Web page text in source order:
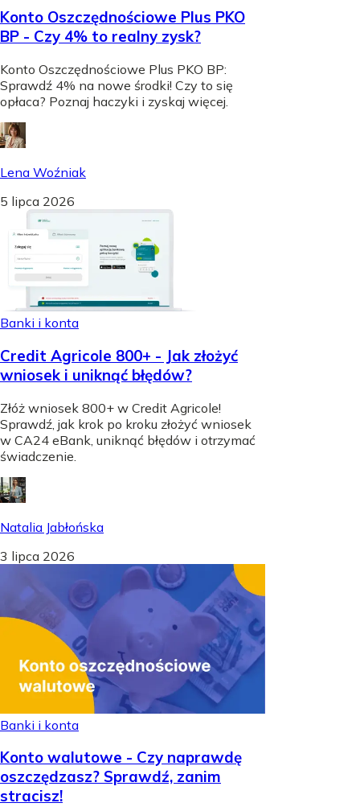
Konto Oszczędnościowe Plus PKO
BP - Czy 4% to realny zysk?
Konto Oszczędnościowe Plus PKO BP:
Sprawdź 4% na nowe środki! Czy to się
opłaca? Poznaj haczyki i zyskaj więcej.
Lena Woźniak
5 lipca 2026
Banki i konta
Credit Agricole 800+ - Jak złożyć
wniosek i uniknąć błędów?
Złóż wniosek 800+ w Credit Agricole!
Sprawdź, jak krok po kroku złożyć wniosek
w CA24 eBank, uniknąć błędów i otrzymać
świadczenie.
Natalia Jabłońska
3 lipca 2026
Banki i konta
Konto walutowe - Czy naprawdę
oszczędzasz? Sprawdź, zanim
stracisz!